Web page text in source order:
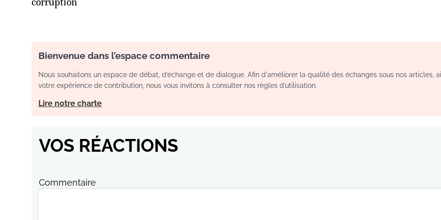
Bienvenue dans l’espace commentaire
Nous souhaitons un espace de débat, d’échange et de dialogue. Afin d'améliorer la qualité des échanges sous nos articles,
votre expérience de contribution, nous vous invitons à consulter nos règles d’utilisation.
Lire notre charte
VOS RÉACTIONS
Commentaire